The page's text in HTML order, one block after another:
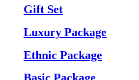
Gift Set
Luxury Package
Ethnic Package